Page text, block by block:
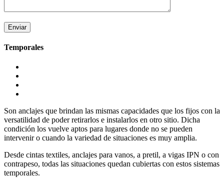
Temporales
Son anclajes que brindan las mismas capacidades que los fijos con la
versatilidad de poder retirarlos e instalarlos en otro sitio. Dicha
condición los vuelve aptos para lugares donde no se pueden
intervenir o cuando la variedad de situaciones es muy amplia.
Desde cintas textiles, anclajes para vanos, a pretil, a vigas IPN o con
contrapeso, todas las situaciones quedan cubiertas con estos sistemas
temporales.